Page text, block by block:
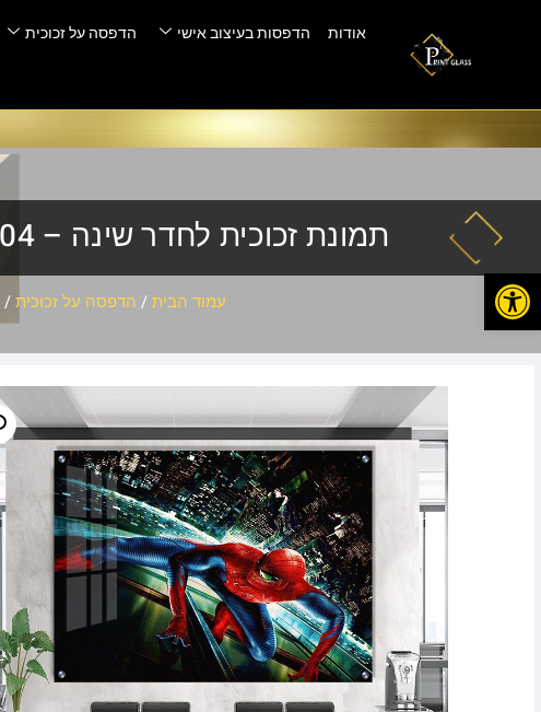
פתח סרגל נגישות
אודות הדפסות בעיצוב אישי הדפסה על זכוכית
תמונת זכוכית לחדר שינה – SP-004
עמוד הבית/ הדפסה על זכוכית/